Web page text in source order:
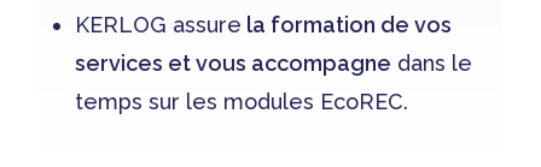
KERLOG assure la formation de vos
services et vous accompagne dans le
temps sur les modules EcoREC.